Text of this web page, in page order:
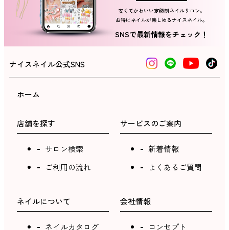
ネイルスクール
安くてかわいい定額制ネイルサロン。
お得にネイルが楽しめるナイスネイル。
SNSで最新情報をチェック！
ナイスネイル公式SNS
ホーム
店舗を探す
サロン検索
ご利用の流れ
サービスのご案内
新着情報
よくあるご質問
ネイルについて
ネイルカタログ
会社情報
コンセプト